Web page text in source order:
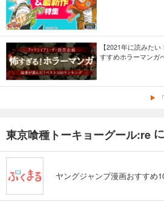
【2021年に読みた
すすめホラーマンガ
東京喰種トーキョーグール:re
ヤングジャンプ漫画おすすめ